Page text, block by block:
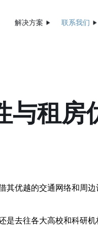
解决方案 联系我们
与租房
优越的交通网络和周
去往各大高校和科研机